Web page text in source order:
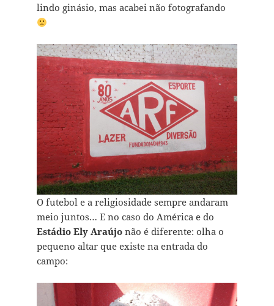
lindo ginásio, mas acabei não fotografando
O futebol e a religiosidade sempre andaram
meio juntos… E no caso do América e do
Estádio Ely Araújonão é diferente: olha o
pequeno altar que existe na entrada do
campo: